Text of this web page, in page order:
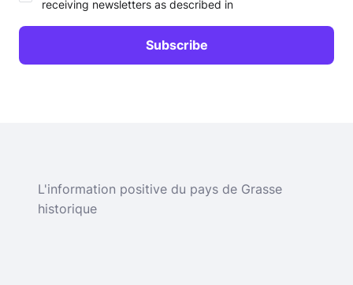
receiving newsletters as described in
L'information positive du pays de Grasse
historique